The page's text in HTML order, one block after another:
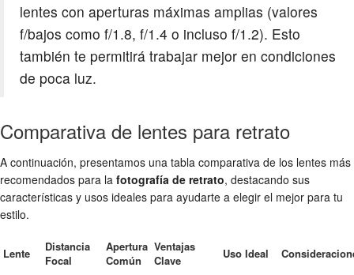
lentes con aperturas máximas amplias (valores
f/bajos como f/1.8, f/1.4 o incluso f/1.2). Esto
también te permitirá trabajar mejor en condiciones
de poca luz.
Comparativa de lentes para retrato
A continuación, presentamos una tabla comparativa de los lentes más
recomendados para la fotografía de retrato, destacando sus
características y usos ideales para ayudarte a elegir el mejor para tu
estilo.
Lente
Distancia
Focal
Apertura
Común
Ventajas
Clave
Uso Ideal